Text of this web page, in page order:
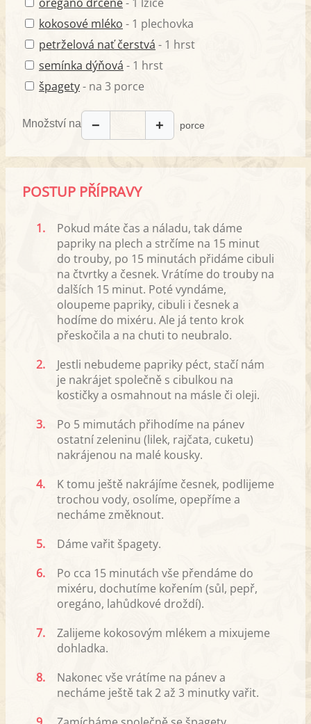
kokosové mléko - 1 plechovka
petrželová nať čerstvá - 1 hrst
semínka dýňová - 1 hrst
špagety- na 3 porce
Množství na − + porce
POSTUP PŘÍPRAVY
1.
Pokud máte čas a náladu, tak dáme
papriky na plech a strčíme na 15 minut
do trouby, po 15 minutách přidáme cibuli
na čtvrtky a česnek. Vrátíme do trouby na
dalších 15 minut. Poté vyndáme,
oloupeme papriky, cibuli i česnek a
hodíme do mixéru. Ale já tento krok
přeskočila a na chuti to neubralo.
2.
Jestli nebudeme papriky péct, stačí nám
je nakrájet společně s cibulkou na
kostičky a osmahnout na másle či oleji.
3.
Po 5 mimutách přihodíme na pánev
ostatní zeleninu (lilek, rajčata, cuketu)
nakrájenou na malé kousky.
4.
K tomu ještě nakrájíme česnek, podlijeme
trochou vody, osolíme, opepříme a
necháme změknout.
5.
Dáme vařit špagety.
6.
Po cca 15 minutách vše přendáme do
mixéru, dochutíme kořením (sůl, pepř,
oregáno, lahůdkové droždí).
7.
Zalijeme kokosovým mlékem a mixujeme
dohladka.
8.
Nakonec vše vrátíme na pánev a
necháme ještě tak 2 až 3 minutky vařit.